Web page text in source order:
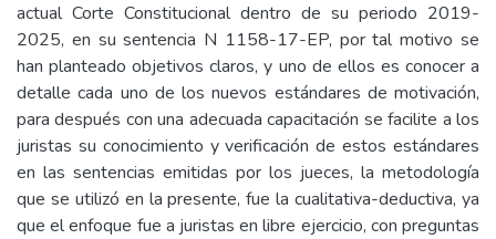
actual Corte Constitucional dentro de su periodo 2019-
2025, en su sentencia N 1158-17-EP, por tal motivo se
han planteado objetivos claros, y uno de ellos es conocer a
detalle cada uno de los nuevos estándares de motivación,
para después con una adecuada capacitación se facilite a los
juristas su conocimiento y verificación de estos estándares
en las sentencias emitidas por los jueces, la metodología
que se utilizó en la presente, fue la cualitativa-deductiva, ya
que el enfoque fue a juristas en libre ejercicio, con preguntas